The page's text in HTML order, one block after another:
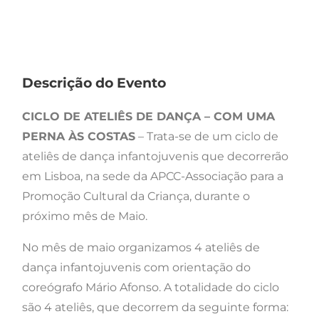
Descrição do Evento
CICLO DE ATELIÊS DE DANÇA – COM UMA
PERNA ÀS COSTAS – Trata-se de um ciclo de
ateliês de dança infantojuvenis que decorrerão
em Lisboa, na sede da APCC-Associação para a
Promoção Cultural da Criança, durante o
próximo mês de Maio.
No mês de maio organizamos 4 ateliês de
dança infantojuvenis com orientação do
coreógrafo Mário Afonso. A totalidade do ciclo
são 4 ateliês, que decorrem da seguinte forma: